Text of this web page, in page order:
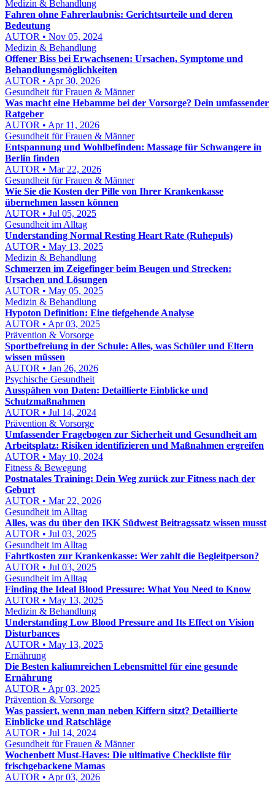
Medizin & Behandlung
Fahren ohne Fahrerlaubnis: Gerichtsurteile und deren
Bedeutung
AUTOR • Nov 05, 2024
Medizin & Behandlung
Offener Biss bei Erwachsenen: Ursachen, Symptome und
Behandlungsmöglichkeiten
AUTOR • Apr 30, 2026
Gesundheit für Frauen & Männer
Was macht eine Hebamme bei der Vorsorge? Dein umfassender
Ratgeber
AUTOR • Apr 11, 2026
Gesundheit für Frauen & Männer
Entspannung und Wohlbefinden: Massage für Schwangere in
Berlin finden
AUTOR • Mar 22, 2026
Gesundheit für Frauen & Männer
Wie Sie die Kosten der Pille von Ihrer Krankenkasse
übernehmen lassen können
AUTOR • Jul 05, 2025
Gesundheit im Alltag
Understanding Normal Resting Heart Rate (Ruhepuls)
AUTOR • May 13, 2025
Medizin & Behandlung
Schmerzen im Zeigefinger beim Beugen und Strecken:
Ursachen und Lösungen
AUTOR • May 05, 2025
Medizin & Behandlung
Hypoton Definition: Eine tiefgehende Analyse
AUTOR • Apr 03, 2025
Prävention & Vorsorge
Sportbefreiung in der Schule: Alles, was Schüler und Eltern
wissen müssen
AUTOR • Jan 26, 2026
Psychische Gesundheit
Ausspähen von Daten: Detaillierte Einblicke und
Schutzmaßnahmen
AUTOR • Jul 14, 2024
Prävention & Vorsorge
Umfassender Fragebogen zur Sicherheit und Gesundheit am
Arbeitsplatz: Risiken identifizieren und Maßnahmen ergreifen
AUTOR • May 10, 2024
Fitness & Bewegung
Postnatales Training: Dein Weg zurück zur Fitness nach der
Geburt
AUTOR • Mar 22, 2026
Gesundheit im Alltag
Alles, was du über den IKK Südwest Beitragssatz wissen musst
AUTOR • Jul 03, 2025
Gesundheit im Alltag
Fahrtkosten zur Krankenkasse: Wer zahlt die Begleitperson?
AUTOR • Jul 03, 2025
Gesundheit im Alltag
Finding the Ideal Blood Pressure: What You Need to Know
AUTOR • May 13, 2025
Medizin & Behandlung
Understanding Low Blood Pressure and Its Effect on Vision
Disturbances
AUTOR • May 13, 2025
Ernährung
Die Besten kaliumreichen Lebensmittel für eine gesunde
Ernährung
AUTOR • Apr 03, 2025
Prävention & Vorsorge
Was passiert, wenn man neben Kiffern sitzt? Detaillierte
Einblicke und Ratschläge
AUTOR • Jul 14, 2024
Gesundheit für Frauen & Männer
Wochenbett Must-Haves: Die ultimative Checkliste für
frischgebackene Mamas
AUTOR • Apr 03, 2026